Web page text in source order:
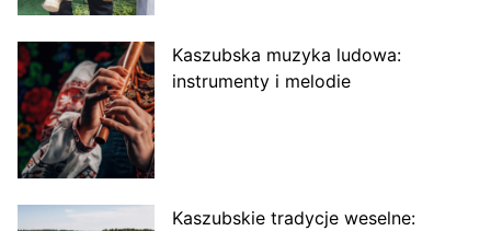
Kaszubska muzyka ludowa:
instrumenty i melodie
Kaszubskie tradycje weselne: